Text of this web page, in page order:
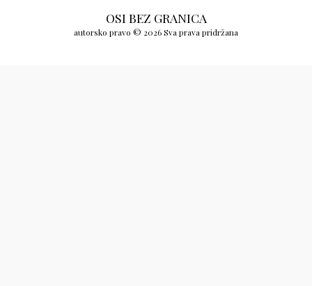
OSI BEZ GRANICA
autorsko pravo © 2026 Sva prava pridržana